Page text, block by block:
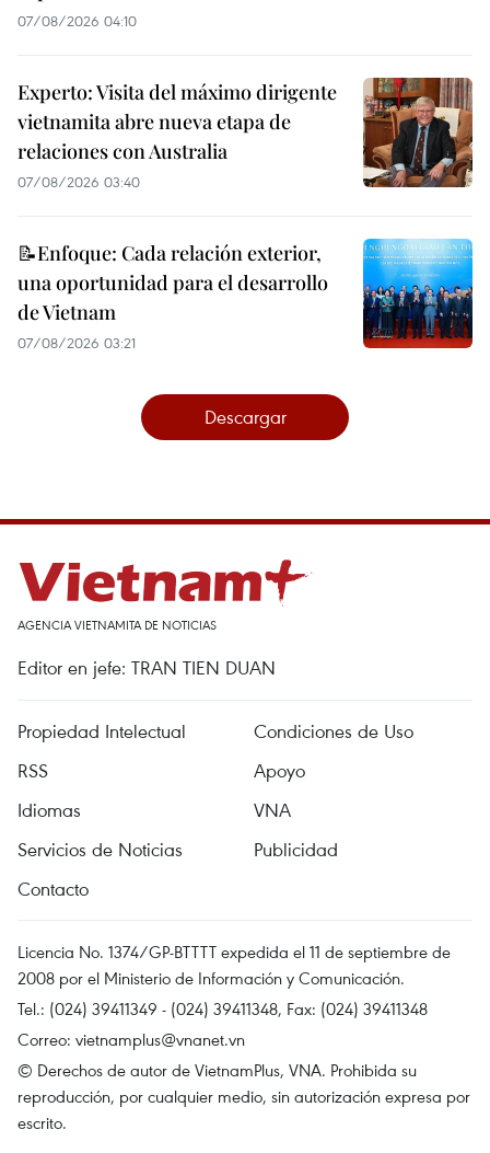
07/08/2026 04:10
Experto: Visita del máximo dirigente
vietnamita abre nueva etapa de
relaciones con Australia
07/08/2026 03:40
📝Enfoque: Cada relación exterior,
una oportunidad para el desarrollo
de Vietnam
07/08/2026 03:21
Descargar
AGENCIA VIETNAMITA DE NOTICIAS
Editor en jefe: TRAN TIEN DUAN
Propiedad Intelectual
Condiciones de Uso
RSS
Apoyo
Idiomas
VNA
Servicios de Noticias
Publicidad
Contacto
Licencia No. 1374/GP-BTTTT expedida el 11 de septiembre de
2008 por el Ministerio de Información y Comunicación.
Tel.: (024) 39411349 - (024) 39411348, Fax: (024) 39411348
Correo: vietnamplus@vnanet.vn
© Derechos de autor de VietnamPlus, VNA. Prohibida su
reproducción, por cualquier medio, sin autorización expresa por
escrito.